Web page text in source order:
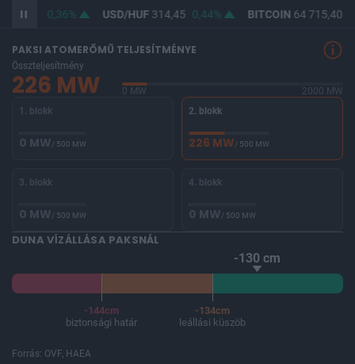
363,03 0,36% USD/HUF314,45 0,44% BITCOIN64 715,40
PAKSI ATOMERŐMŰ TELJESÍTMÉNYE
Összteljesítmény
226 MW 0 MW
2000 MW
1. blokk
0 MW/ 500 MW
2. blokk
226 MW/ 500 MW
3. blokk
0 MW/ 500 MW
4. blokk
0 MW/ 500 MW
DUNA VÍZÁLLÁSA PAKSNÁL
-130 cm
-144cm
biztonsági határ
-134cm
leállási küszöb
Forrás: OVF, HAEA